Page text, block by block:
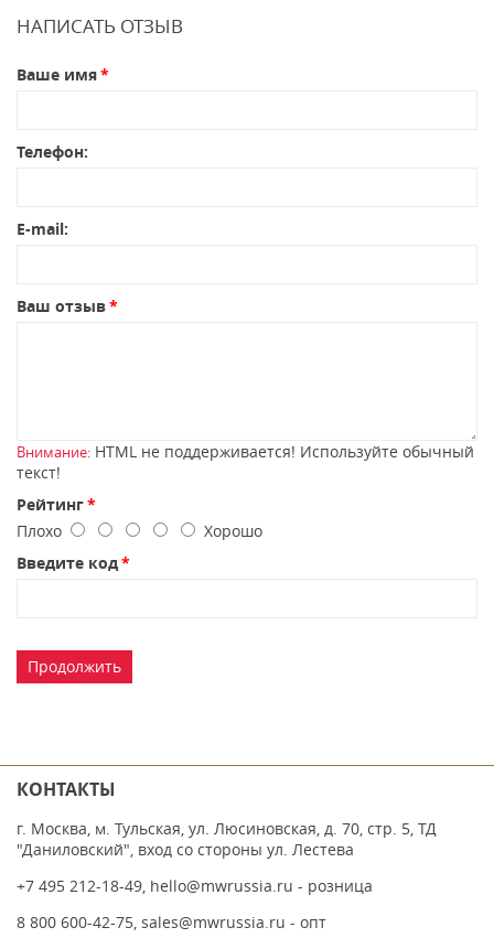
НАПИСАТЬ ОТЗЫВ
Ваше имя
Телефон:
E-mail:
Ваш отзыв
Внимание: HTML не поддерживается! Используйте обычный
текст!
Рейтинг
Плохо
Хорошо
Введите код
Продолжить
КОНТАКТЫ
г. Москва, м. Тульская, ул. Люсиновская, д. 70, стр. 5, ТД
"Даниловский", вход со стороны ул. Лестева
+7 495 212-18-49, hello@mwrussia.ru - розница
8 800 600-42-75, sales@mwrussia.ru - опт